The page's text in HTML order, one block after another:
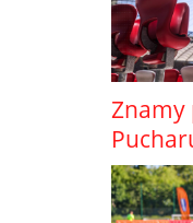
Znamy